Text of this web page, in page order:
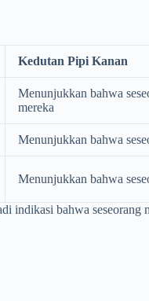
Kedutan Pipi Kanan
Menunjukkan bahwa
mereka
Menunjukkan bahwa
Menunjukkan bahwa
bahwa seseorang